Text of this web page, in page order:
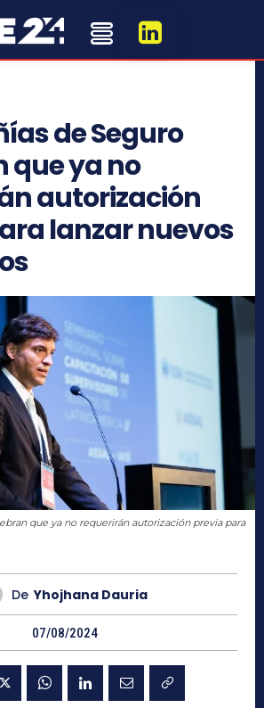
de Seguro
que ya no
autorización
lanzar nuevos
que ya no requerirán autorización previa para
De Yhojhana Dauria
07/08/2024